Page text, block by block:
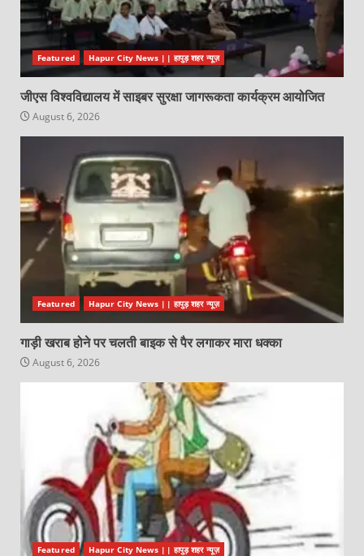
Featured Hapur City News || हापुड़ शहर न्यूज़
जीएस विश्वविद्यालय में साइबर सुरक्षा जागरूकता कार्यक्रम आयोजित
August 6, 2026
Featured Hapur City News || हापुड़ शहर न्यूज़
गाड़ी खराब होने पर चलती बाइक से पैर लगाकर मारा धक्का
August 6, 2026
Featured Hapur City News || हापुड़ शहर न्यूज़